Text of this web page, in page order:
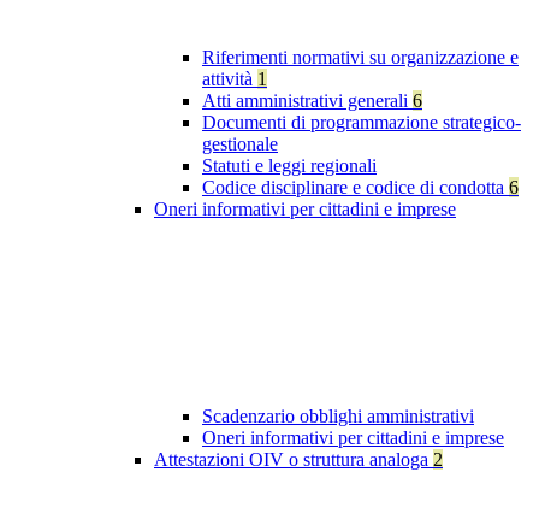
Riferimenti normativi su organizzazione e
attività 1
Atti amministrativi generali 6
Documenti di programmazione strategico-
gestionale
Statuti e leggi regionali
Codice disciplinare e codice di condotta 6
Oneri informativi per cittadini e imprese
Scadenzario obblighi amministrativi
Oneri informativi per cittadini e imprese
Attestazioni OIV o struttura analoga 2